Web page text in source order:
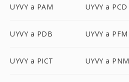
UYVY a PAM UYVY a PCD
UYVY a PDB UYVY a PFM
UYVY a PICT UYVY a PNM